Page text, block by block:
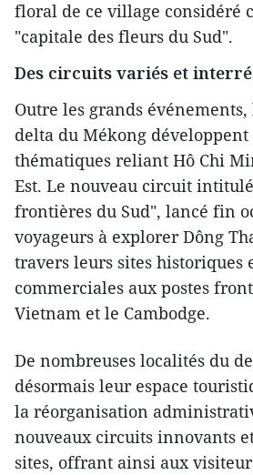
floral de ce village considéré
"capitale des fleurs du Sud".
Des circuits variés et
Outre les grands
delta du Mékong
thématiques reliant Hô Chi
Est. Le nouveau circuit
frontières du Sud", lancé fin
voyageurs à explorer Dông
travers leurs sites historiques
commerciales aux postes
Vietnam et le Cambodge.
De nombreuses localités du
désormais leur espace
la réorganisation
nouveaux circuits innovants
sites, offrant ainsi aux